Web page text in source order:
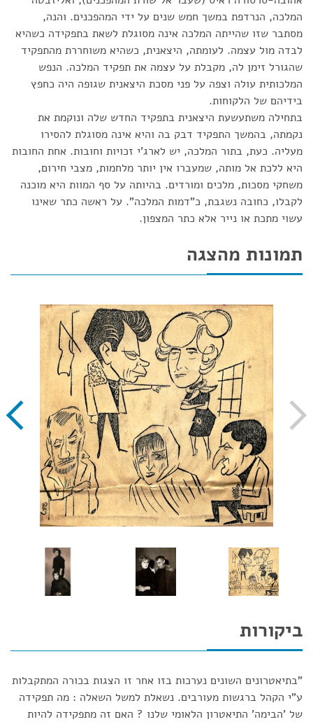
המלכה, הנרדפת במשך חמש שנים על ידי המהפכנים. והנה,
מסתבר שזו שהייתה המלכה אינה מסוגלת לשאת בתפקידה כשהיא
לבדה מול עצמה. לעומתה, היצאנית, כשהיא משוחררת מהתפקיד
שהגורל זימן לה, מקבלת על עצמה את תפקיד המלכה. הנפש
המלכותית עולה וצפה על פני מסכת היצאנית שגופה היה כחפץ
בידיהם של הלקוחות.
בתחילה משתעשעת היצאנית בתפקיד החדש שלה ונוקמת את
נקמתה, בהמשך התפקיד דבק בה והיא אינה מסוגלת להסירו
מעליה. כעת, בתור המלכה, יש לארג'י זכויות וחובות. אחת החובות
היא ללכת אל מותה, שמעברו אין יותר מלחמות, מצבי חירום,
משחקי מסכות, מלכים ומורדים. בהיותה על סף המוות היא מוכנה
לקבלו, כחובה נשגבת, כ"דמות המלכה". על ראשה כתר שאינו
עשוי מתכת או נייר אלא כתר המצפון.
תמונות מהצגה
ביקורות
"בתיאטרונים השונים נערכות בזו אחר זו הצגות בכורה המתקבלות
ע"י הקהל ברגשות מעורבים. נשאלת למשל השאלה : מה תפקידה
של 'הבימה' התיאטרון הלאומי שלנו ? האם זה מתפקידה להיות